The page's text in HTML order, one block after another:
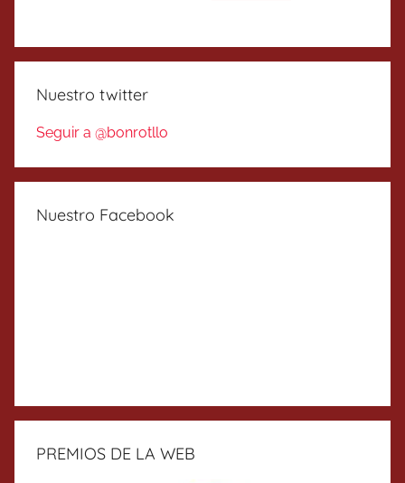
Nuestro twitter
Seguir a @bonrotllo
Nuestro Facebook
PREMIOS DE LA WEB